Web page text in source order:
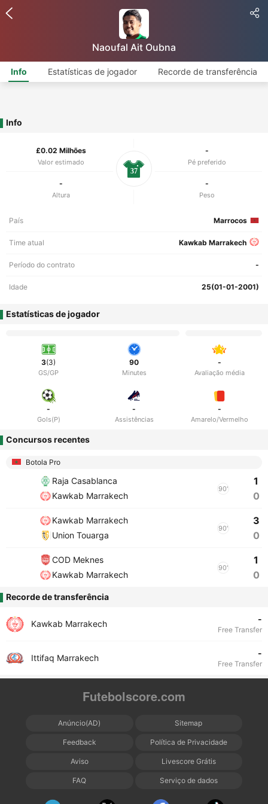
Naoufal Ait Oubna
Info Estatísticas de jogador Recorde de transferência
Info
£0.02 Milhões
Valor estimado
-
Pé preferido
-
Altura
-
Peso
37
País Marrocos
Time atual Kawkab Marrakech
Período do contrato -
Idade 25(01-01-2001)
Estatísticas de jogador
3(3)
GS/GP
90
Minutes
-
Avaliação média
-
Gols(P)
-
Assistências
-
Amarelo/Vermelho
Concursos recentes
Botola Pro
Raja Casablanca
Kawkab Marrakech
90'
1
0
Kawkab Marrakech
Union Touarga
90'
3
0
COD Meknes
Kawkab Marrakech
90'
1
0
Recorde de transferência
Kawkab Marrakech -
Free Transfer
Ittifaq Marrakech -
Free Transfer
Futebolscore.com
Anúncio(AD) Sitemap
Feedback Política de Privacidade
Aviso Livescore Grátis
FAQ Serviço de dados